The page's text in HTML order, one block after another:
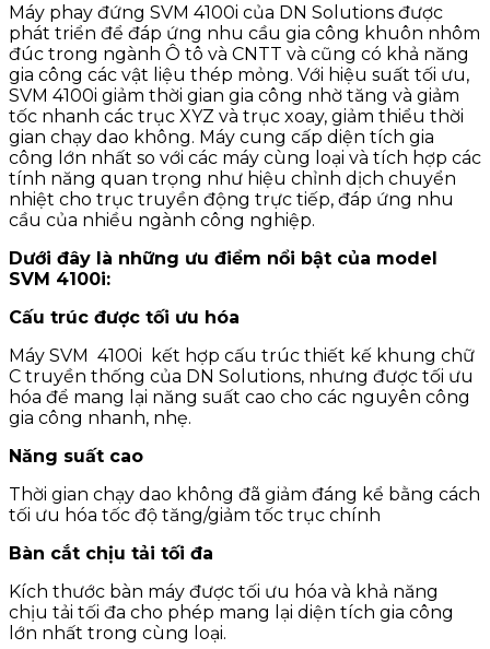
Máy phay đứng SVM 4100i của DN Solutions được
phát triển để đáp ứng nhu cầu gia công khuôn nhôm
đúc trong ngành Ô tô và CNTT và cũng có khả năng
gia công các vật liệu thép mỏng. Với hiệu suất tối ưu,
SVM 4100i giảm thời gian gia công nhờ tăng và giảm
tốc nhanh các trục XYZ và trục xoay, giảm thiểu thời
gian chạy dao không. Máy cung cấp diện tích gia
công lớn nhất so với các máy cùng loại và tích hợp các
tính năng quan trọng như hiệu chỉnh dịch chuyển
nhiệt cho trục truyền động trực tiếp, đáp ứng nhu
cầu của nhiều ngành công nghiệp.
Dưới đây là những ưu điểm nổi bật của model
SVM 4100i:
Cấu trúc được tối ưu hóa
Máy SVM 4100i kết hợp cấu trúc thiết kế khung chữ
C truyền thống của DN Solutions, nhưng được tối ưu
hóa để mang lại năng suất cao cho các nguyên công
gia công nhanh, nhẹ.
Năng suất cao
Thời gian chạy dao không đã giảm đáng kể bằng cách
tối ưu hóa tốc độ tăng/giảm tốc trục chính
Bàn cắt chịu tải tối đa
Kích thước bàn máy được tối ưu hóa và khả năng
chịu tải tối đa cho phép mang lại diện tích gia công
lớn nhất trong cùng loại.